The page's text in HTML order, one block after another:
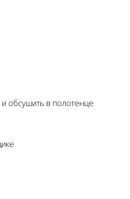
обсушить в полотенце.